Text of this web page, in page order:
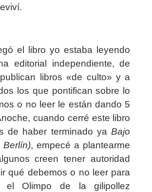
el libro yo estaba leyendo
editorial independiente, de
libros «de culto» y a
los que pontifican sobre lo
o no leer le están dando 5
cuando cerré este libro
de haber terminado yaBajo
Berlín), empecé a plantearme
creen tener autoridad
qué debemos o no leer para
el Olimpo de la gilipollez